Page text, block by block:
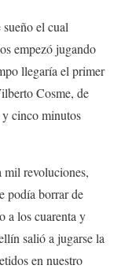
el cual
empezó jugando
llegaría el primer
Cosme, de
y cinco minutos
mil revoluciones,
podía borrar de
a los cuarenta y
salió a jugarse la
en nuestro